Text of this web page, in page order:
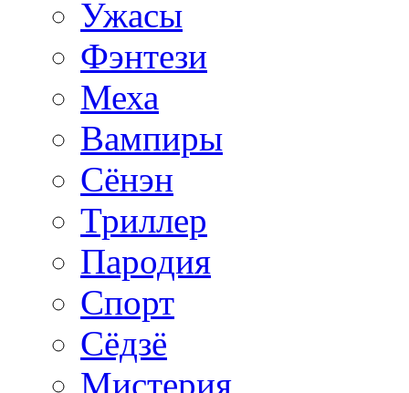
Ужасы
Фэнтези
Меха
Вампиры
Сёнэн
Триллер
Пародия
Спорт
Сёдзё
Мистерия